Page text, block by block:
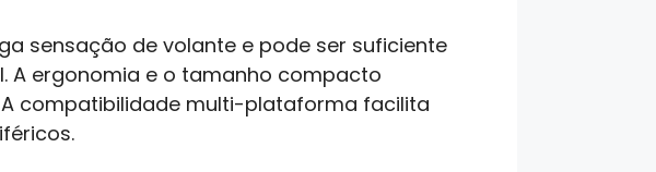
sensação de volante e pode ser suficiente
A ergonomia e o tamanho compacto
compatibilidade multi-plataforma facilita